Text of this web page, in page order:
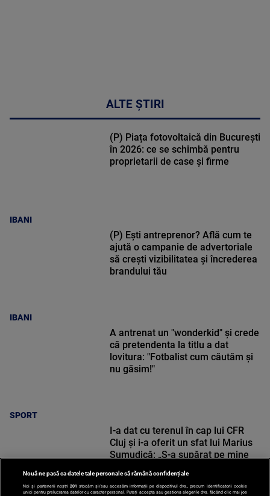
ALTE ȘTIRI
IBANI
(P) Piața fotovoltaică din București
în 2026: ce se schimbă pentru
proprietarii de case și firme
IBANI
(P) Ești antreprenor? Află cum te
ajută o campanie de advertoriale
să crești vizibilitatea și încrederea
brandului tău
SPORT
A antrenat un "wonderkid" și crede
că pretendenta la titlu a dat
lovitura: "Fotbalist cum căutăm și
nu găsim!"
I-a dat cu terenul în cap lui CFR
Cluj și i-a oferit un sfat lui Marius
Șumudică: „S-a supărat pe mine
Nouă ne pasă ca datele tale personale să rămână confidențiale
Noi și partenerii noștri 201 stocăm și/sau accesăm informații pe dispozitivul dvs., precum identificatorii cookie
unici pentru prelucrarea datelor cu caracter personal. Puteți accepta sau gestiona alegerile dvs. făcând clic mai jos